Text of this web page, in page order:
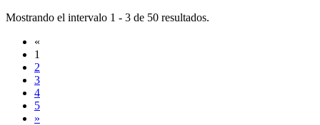
Mostrando el intervalo 1 - 3 de 50 resultados.
«
1
2
3
4
5
»